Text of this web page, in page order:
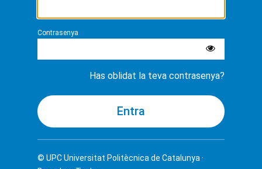
Contrasenya
Has oblidat la teva contrasenya?
© UPCUniversitat Politècnica de Catalunya ·